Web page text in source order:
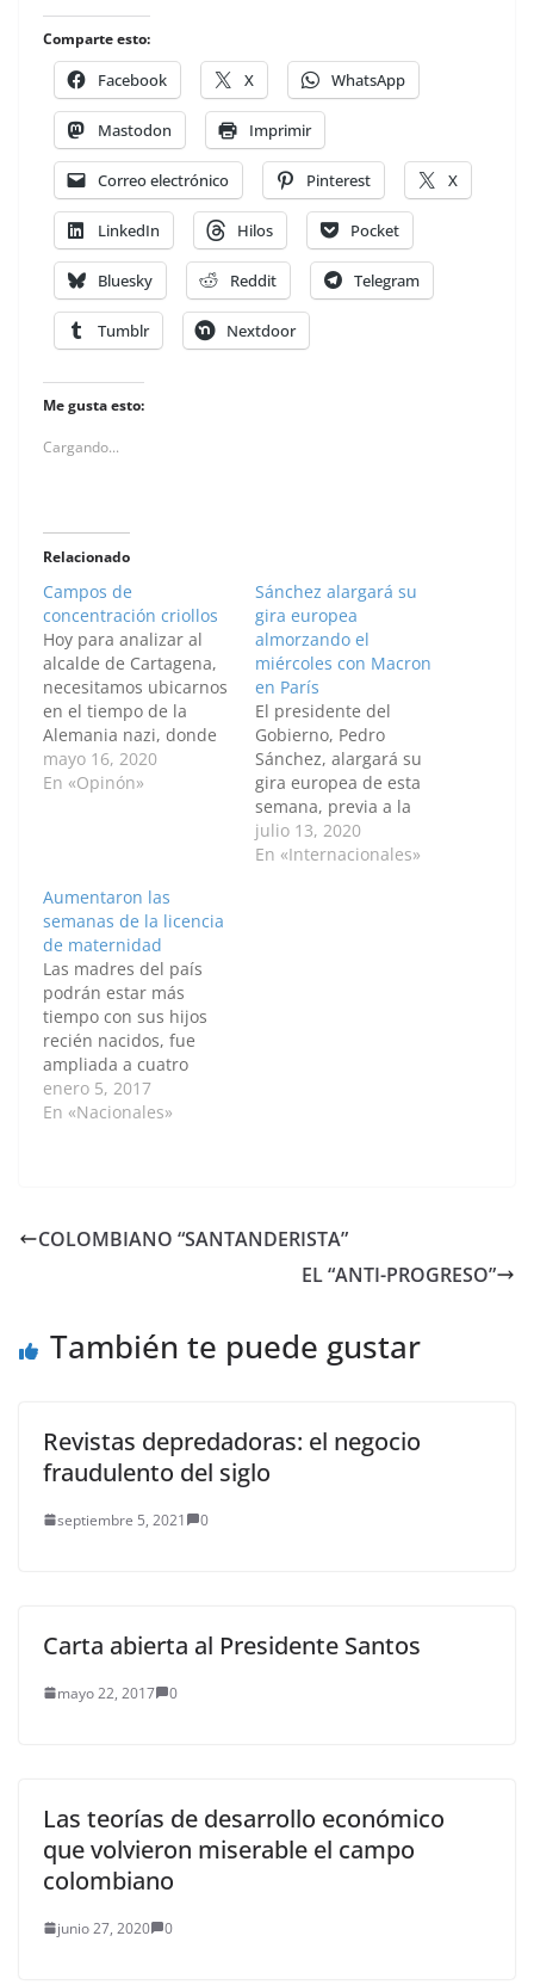
Comparte esto:
Facebook X WhatsApp
Mastodon Imprimir
Correo electrónico Pinterest X
LinkedIn Hilos Pocket
Bluesky Reddit Telegram
Tumblr Nextdoor
Me gusta esto:
Cargando...
Relacionado
Campos de
concentración criollos
Hoy para analizar al
alcalde de Cartagena,
necesitamos ubicarnos
en el tiempo de la
Alemania nazi, donde
un gran orador
llamado Adolfo Hitler
de Alemania, la mejora
de sus clases sociales,
un discurso de
anticorrupción y
nacionalista, ya…
mayo 16, 2020
En «Opinón»
Sánchez alargará su
gira europea
almorzando el
miércoles con Macron
en París
El presidente del
Gobierno, Pedro
Sánchez, alargará su
gira europea de esta
semana, previa a la
cumbre en la que los
Vientisiete discutirán el
julio 13, 2020
En «Internacionales»
Aumentaron las
semanas de la licencia
de maternidad
Las madres del país
podrán estar más
tiempo con sus hijos
recién nacidos, fue
ampliada a cuatro
semanas más la
licencia de
Manuel Santos
enero 5, 2017
En «Nacionales»
COLOMBIANO “SANTANDERISTA”
EL “ANTI-PROGRESO”
También te puede gustar
Revistas depredadoras: el negocio
fraudulento del siglo
septiembre 5, 2021 0
Carta abierta al Presidente Santos
mayo 22, 2017 0
Las teorías de desarrollo económico
que volvieron miserable el campo
colombiano
junio 27, 2020 0